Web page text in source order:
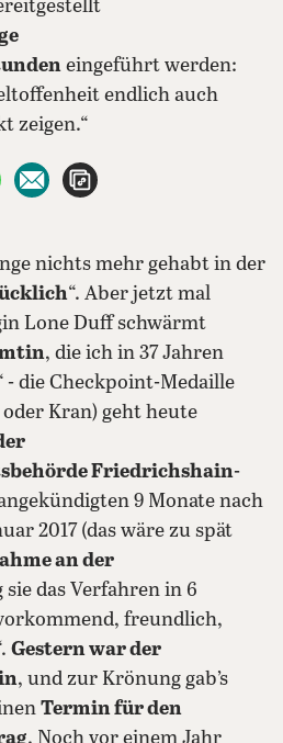
eingeführt werden:
endlich auch
zeigen.“
teilen
teilen
per WhatsApp teilen
per E-Mail teilen
nichts mehr gehabt in der
“. Aber jetzt mal
Lone Duff schwärmt
, die ich in 37 Jahren
- die Checkpoint-Medaille
Kran) geht heute
örde Friedrichshain-
9 Monate nach
2017 (das wäre zu spät
an der
sie das Verfahren in 6
freundlich,
Gestern war der
, und zur Krönung gab’s
Termin für den
. Noch vor einem Jahr